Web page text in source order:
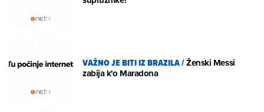
VAŽNO JE BITI IZ BRAZILA/Ženski Messi
zabija k'o Maradona